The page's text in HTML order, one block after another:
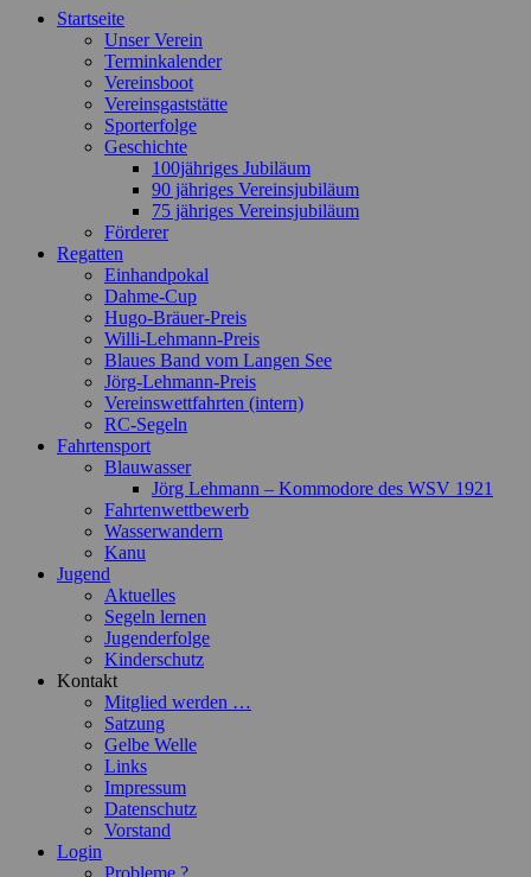
Startseite
Unser Verein
Terminkalender
Vereinsboot
Vereinsgaststätte
Sporterfolge
Geschichte
100jähriges Jubiläum
90 jähriges Vereinsjubiläum
75 jähriges Vereinsjubiläum
Förderer
Regatten
Einhandpokal
Dahme-Cup
Hugo-Bräuer-Preis
Willi-Lehmann-Preis
Blaues Band vom Langen See
Jörg-Lehmann-Preis
Vereinswettfahrten (intern)
RC-Segeln
Fahrtensport
Blauwasser
Jörg Lehmann – Kommodore des WSV 1921
Fahrtenwettbewerb
Wasserwandern
Kanu
Jugend
Aktuelles
Segeln lernen
Jugenderfolge
Kinderschutz
Kontakt
Mitglied werden …
Satzung
Gelbe Welle
Links
Impressum
Datenschutz
Vorstand
Login
Probleme ?